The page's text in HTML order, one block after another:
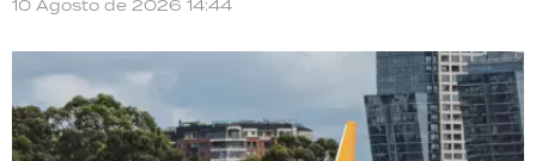
10 Agosto de 2026 14:44